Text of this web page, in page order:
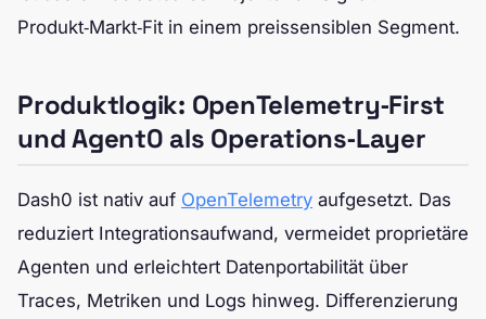
Produkt‑Markt‑Fit in einem preissensiblen Segment.
Produktlogik: OpenTelemetry‑First
und Agent0 als Operations‑Layer
Dash0 ist nativ auf OpenTelemetry aufgesetzt. Das
reduziert Integrationsaufwand, vermeidet proprietäre
Agenten und erleichtert Datenportabilität über
Traces, Metriken und Logs hinweg. Differenzierung